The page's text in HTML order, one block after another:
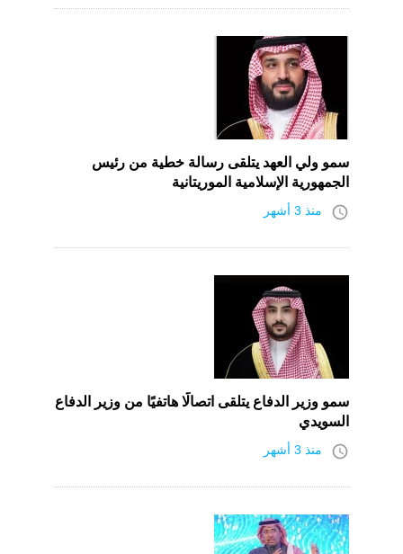
سمو ولي العهد يتلقى رسالة خطية من رئيس
الجمهورية الإسلامية الموريتانية
access_time منذ 3 أشهر
سمو وزير الدفاع يتلقى اتصالًا هاتفيًا من وزير الدفاع
السويدي
access_time منذ 3 أشهر